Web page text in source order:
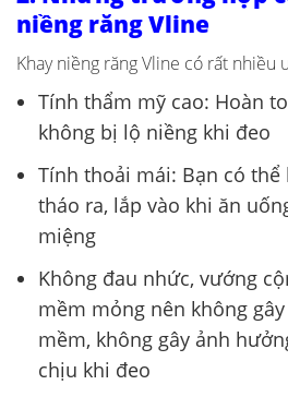
niềng răng Vline
Khay niềng răng Vline có rất nhiều
Tính thẩm mỹ cao: Hoàn
không bị lộ niềng khi đeo
Tính thoải mái: Bạn có
tháo ra, lắp vào khi ăn
miệng
Không đau nhức, vướng
mềm mỏng nên không
mềm, không gây ảnh
chịu khi đeo